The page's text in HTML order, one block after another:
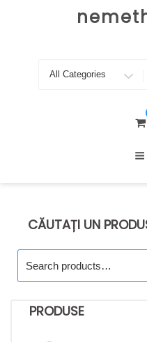
Search
CĂUTAȚI UN
for:
PRODUSE